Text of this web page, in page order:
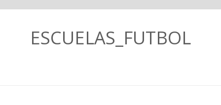
ESCUELAS_FUTBOL